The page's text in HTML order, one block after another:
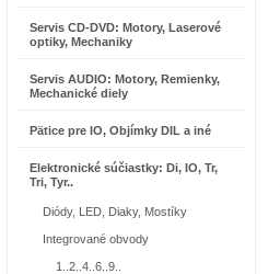
Servis CD-DVD: Motory, Laserové
optiky, Mechaniky
Servis AUDIO: Motory, Remienky,
Mechanické diely
Pätice pre IO, Objímky DIL a iné
Elektronické súčiastky: Di, IO, Tr,
Tri, Tyr..
Diódy, LED, Diaky, Mostíky
Integrované obvody
1..2..4..6..9..